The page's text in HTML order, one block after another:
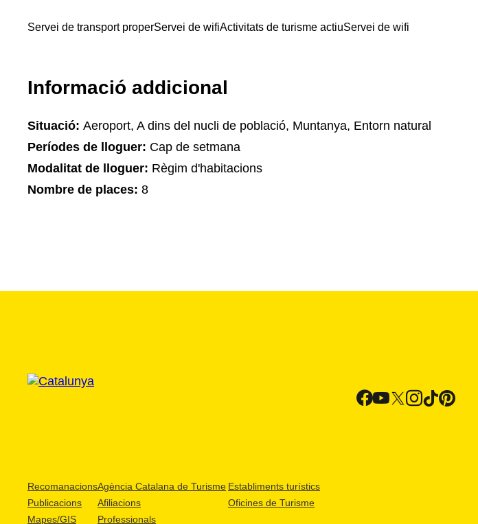
Servei de transport properServei de wifiActivitats de turisme actiuServei de wifi
Informació addicional
Situació: Aeroport, A dins del nucli de població, Muntanya, Entorn natural
Períodes de lloguer: Cap de setmana
Modalitat de lloguer: Règim d'habitacions
Nombre de places: 8
Recomanacions
Publicacions
Mapes/GIS
Agència Catalana de Turisme
Afiliacions
Professionals
Establiments turístics
Oficines de Turisme